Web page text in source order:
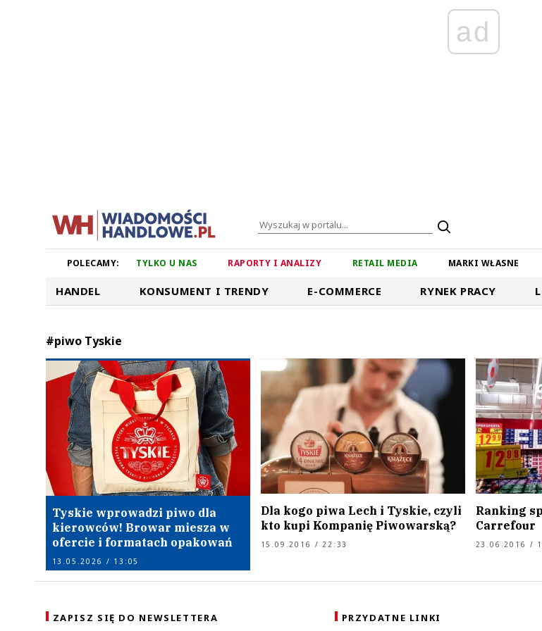
ad
POLECAMY: TYLKO U NAS RAPORTY I ANALIZY RETAIL MEDIA MARKI WŁASNE
HANDEL KONSUMENT I TRENDY E-COMMERCE RYNEK PRACY
#piwo Tyskie
Tyskie wprowadzi piwo dla
kierowców! Browar miesza w
ofercie i formatach opakowań
13.05.2026 / 13:05
Dla kogo piwa Lech i Tyskie, czyli
kto kupi Kompanię Piwowarską?
15.09.2016 / 22:33
Ranking
Carrefour
23.06.2016 /
ZAPISZ SIĘ DO NEWSLETTERA PRZYDATNE LINKI